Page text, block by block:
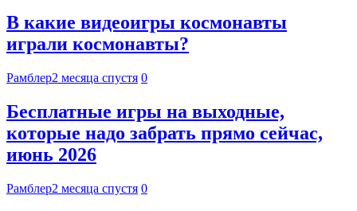
В какие видеоигры космонавты
играли космонавты?
Рамблер2 месяца спустя 0
Бесплатные игры на выходные,
которые надо забрать прямо сейчас,
июнь 2026
Рамблер2 месяца спустя 0